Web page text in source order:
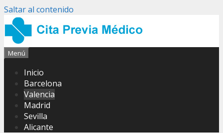
Saltar al contenido
Menú
Inicio
Barcelona
Valencia
Madrid
Sevilla
Alicante